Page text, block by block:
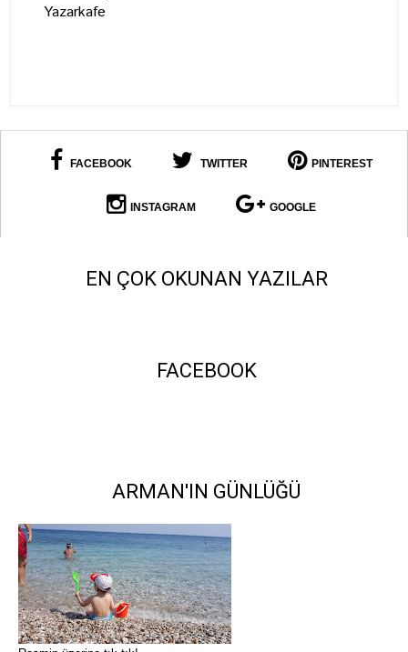
FACEBOOK TWITTER PINTEREST
INSTAGRAM GOOGLE
EN ÇOK OKUNAN YAZILAR
FACEBOOK
ARMAN'IN GÜNLÜĞÜ